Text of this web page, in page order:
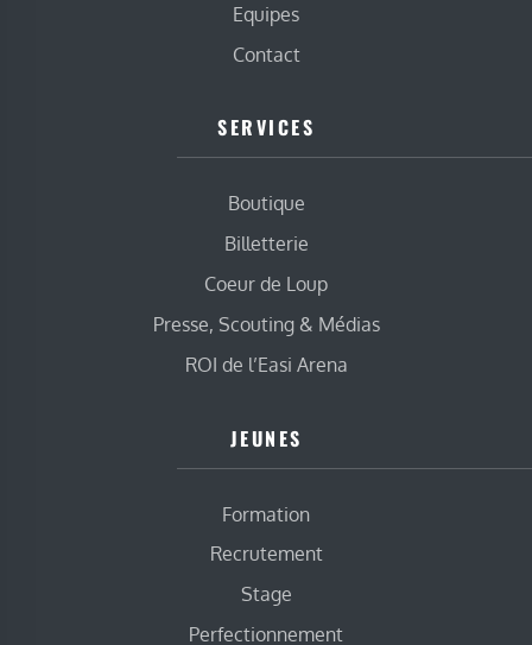
Equipes
Contact
SERVICES
Boutique
Billetterie
Coeur de Loup
Presse, Scouting & Médias
ROI de l’Easi Arena
JEUNES
Formation
Recrutement
Stage
Perfectionnement